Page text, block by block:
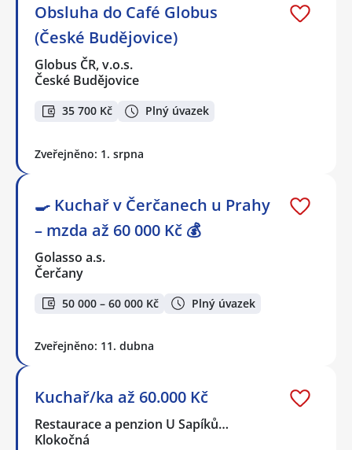
Obsluha do Café Globus
(České Budějovice)
Globus ČR, v.o.s.
České Budějovice
35 700 Kč Plný úvazek
Zveřejněno: 1. srpna
🍳 Kuchař v Čerčanech u Prahy
– mzda až 60 000 Kč 💰
Golasso a.s.
Čerčany
50 000 – 60 000 Kč Plný úvazek
Zveřejněno: 11. dubna
Kuchař/ka až 60.000 Kč
Restaurace a penzion U Sapíků…
Klokočná